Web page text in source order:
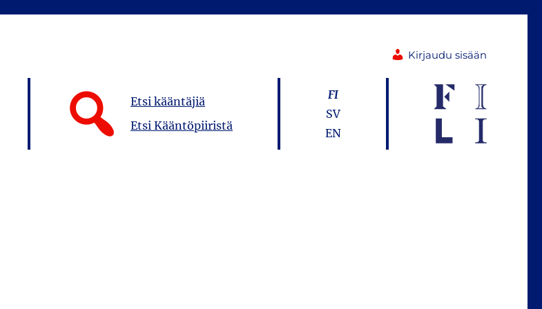
Kirjaudu sisään
Etsi kääntäjiä
Etsi Kääntöpiiristä
FI
SV
EN